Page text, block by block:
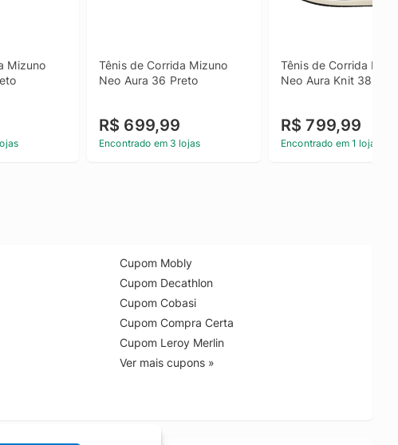
Mizuno
Tênis de Corrida Mizuno
Neo Aura 36 Preto
R$ 699,99
Encontrado em 3 lojas
Tênis de Corrida
Neo Aura Knit 38
R$ 799,99
Encontrado em 1 loja
Cupom Mobly
Cupom Decathlon
Cupom Cobasi
Cupom Compra Certa
Cupom Leroy Merlin
Ver mais cupons »